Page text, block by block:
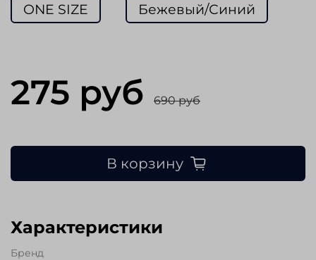
ONE SIZE Бежевый/Синий
275 руб 690 руб
В корзину
Характеристики
Бренд